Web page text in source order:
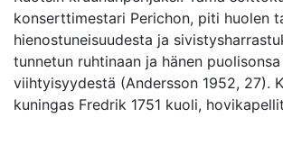
konserttimestari Perichon, piti huolen
hienostuneisuudesta ja
tunnetun ruhtinaan ja hänen
viihtyisyydestä (Andersson 1952, 27).
kuningas Fredrik 1751 kuoli,